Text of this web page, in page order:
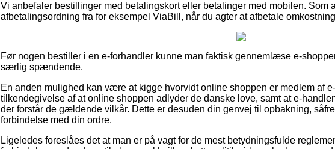
Vi anbefaler bestillinger med betalingskort eller betalinger med mobilen. Som
afbetalingsordning fra for eksempel ViaBill, når du agter at afbetale
Før nogen bestiller i en e-forhandler kunne man faktisk gennemlæse e-
særlig spændende.
En anden mulighed kan være at kigge hvorvidt online shoppen er medlem af
tilkendegivelse af at online shoppen adlyder de danske love, samt at e-
der forstår de gældende vilkår. Dette er desuden din genvej til opbakning,
forbindelse med din ordre.
Ligeledes foreslåes det at man er på vagt for de mest betydningsfulde